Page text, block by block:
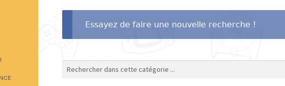
Essayez de faire une nouvelle recherche !